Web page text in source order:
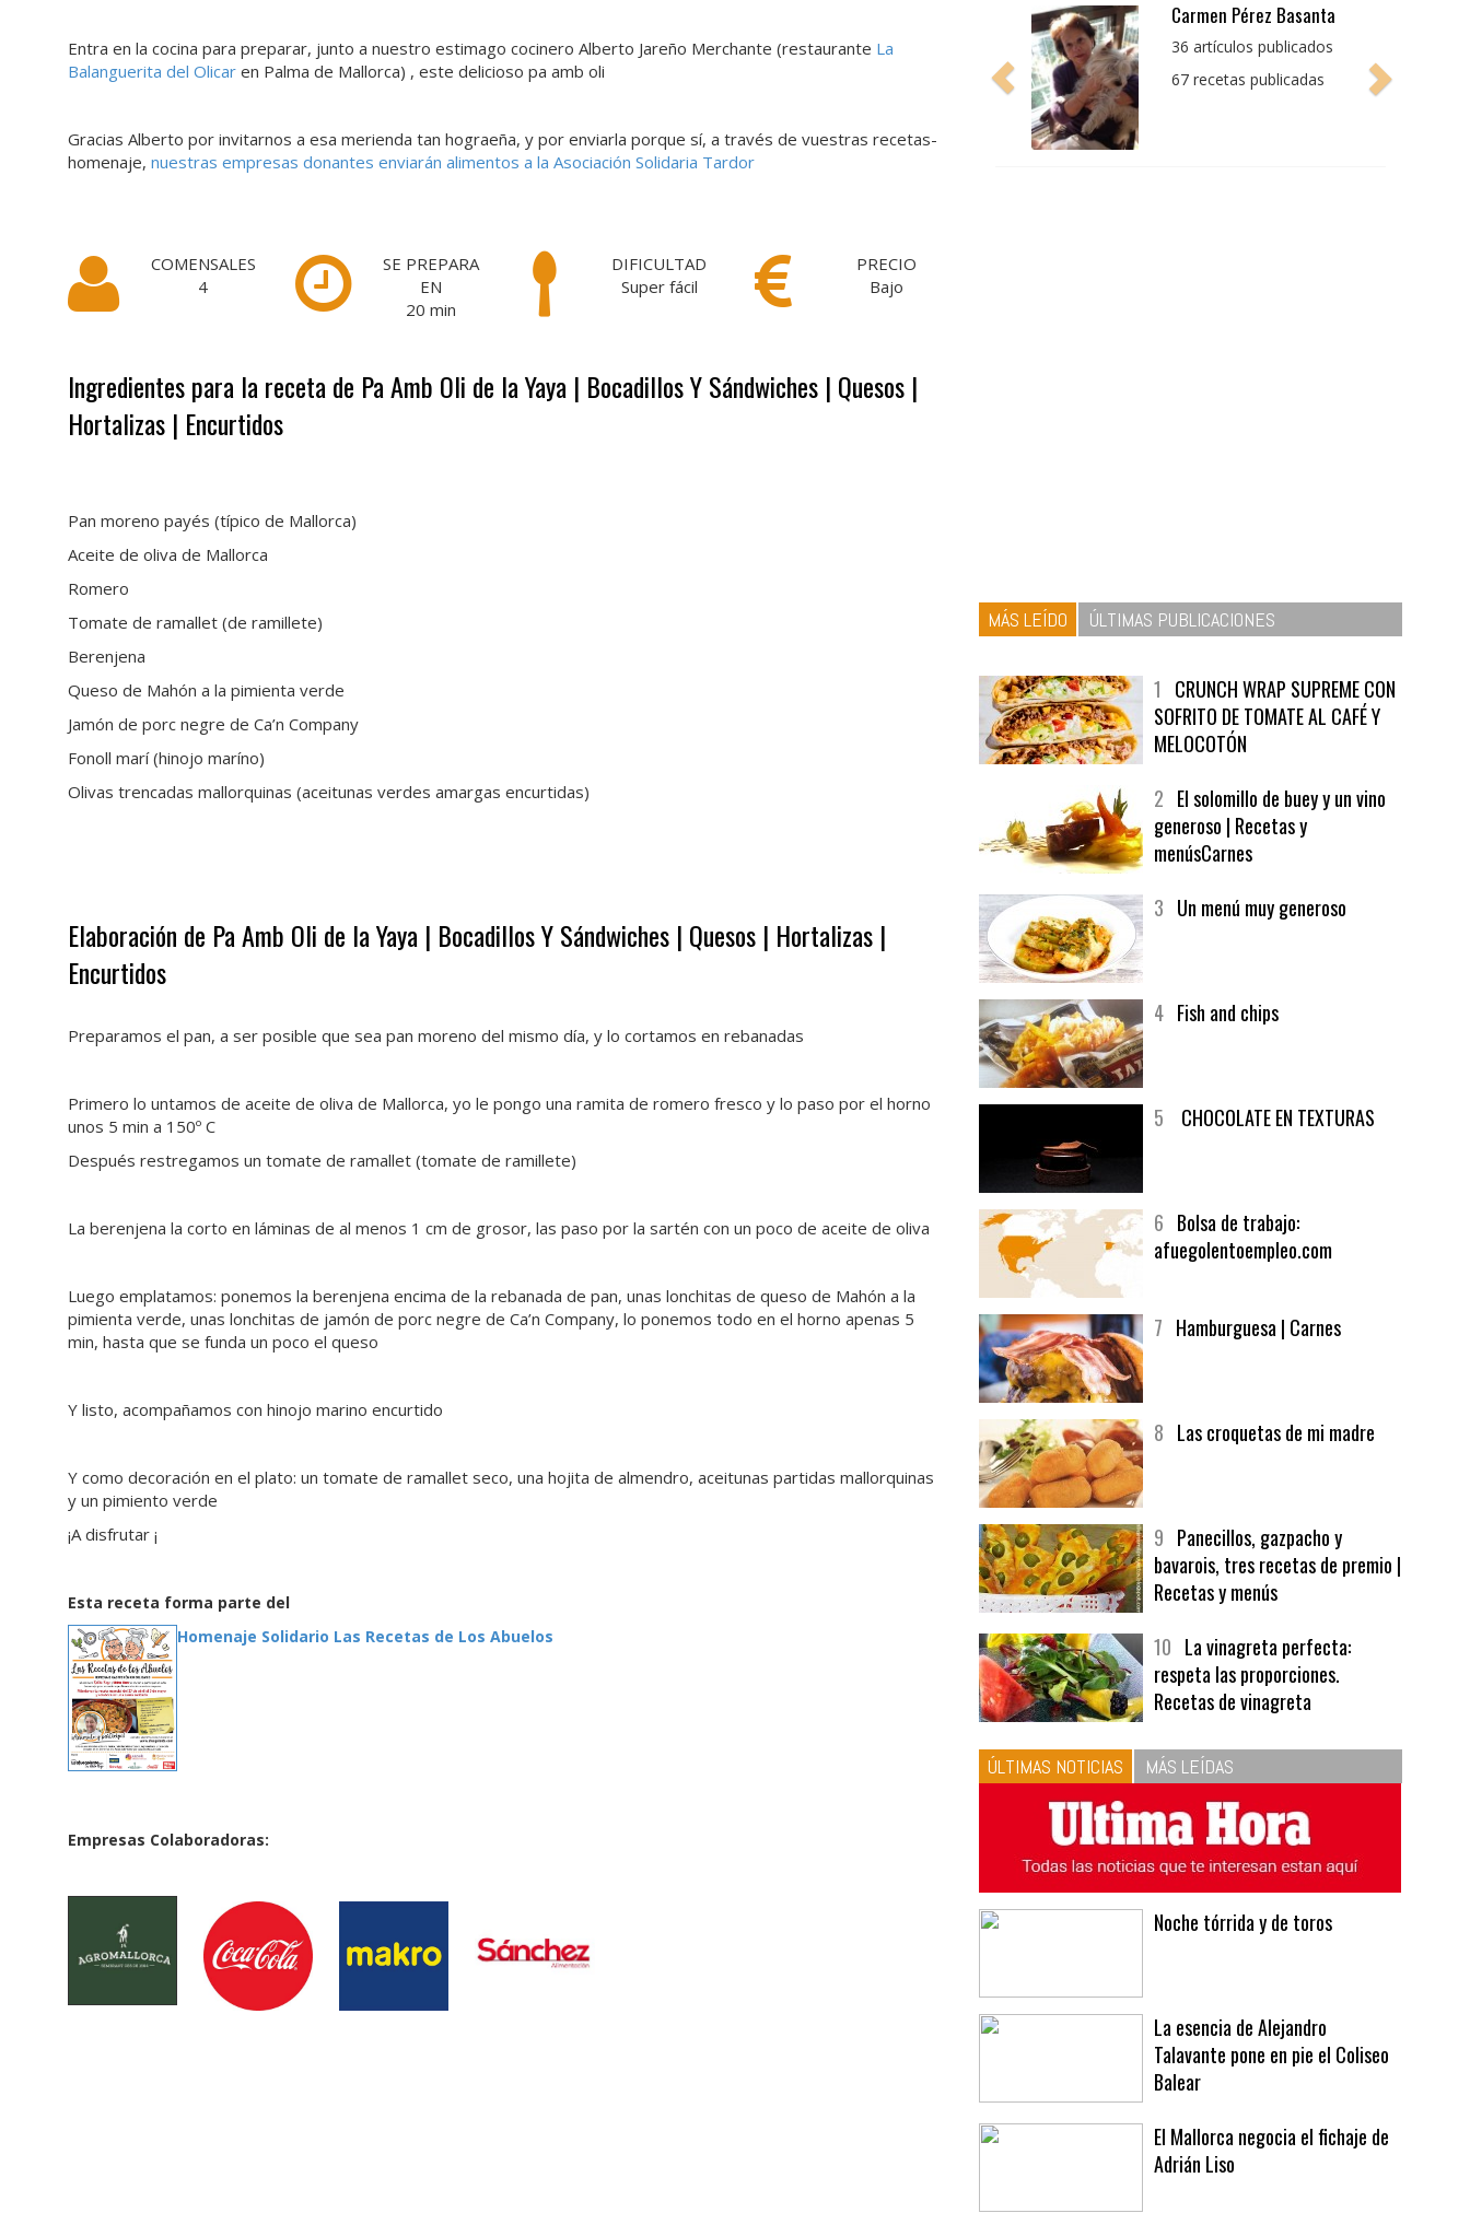
Entra en la cocina para preparar, junto a nuestro estimago cocinero Alberto Jareño Merchante (restaurante La
Balanguerita del Olicar en Palma de Mallorca) , este delicioso pa amb oli
Gracias Alberto por invitarnos a esa merienda tan hograeña, y por enviarla porque sí, a través de vuestras recetas-
homenaje, nuestras empresas donantes enviarán alimentos a la Asociación Solidaria Tardor
COMENSALES
4
SE PREPARA
EN
20 min
DIFICULTAD
Super fácil
PRECIO
Bajo
Ingredientes para la receta de Pa Amb Oli de la Yaya | Bocadillos Y Sándwiches | Quesos |
Hortalizas | Encurtidos
Pan moreno payés (típico de Mallorca)
Aceite de oliva de Mallorca
Romero
Tomate de ramallet (de ramillete)
Berenjena
Queso de Mahón a la pimienta verde
Jamón de porc negre de Ca’n Company
Fonoll marí (hinojo maríno)
Olivas trencadas mallorquinas (aceitunas verdes amargas encurtidas)
Elaboración de Pa Amb Oli de la Yaya | Bocadillos Y Sándwiches | Quesos | Hortalizas |
Encurtidos
Preparamos el pan, a ser posible que sea pan moreno del mismo día, y lo cortamos en rebanadas
Primero lo untamos de aceite de oliva de Mallorca, yo le pongo una ramita de romero fresco y lo paso por el horno
unos 5 min a 150º C
Después restregamos un tomate de ramallet (tomate de ramillete)
La berenjena la corto en láminas de al menos 1 cm de grosor, las paso por la sartén con un poco de aceite de oliva
Luego emplatamos: ponemos la berenjena encima de la rebanada de pan, unas lonchitas de queso de Mahón a la
pimienta verde, unas lonchitas de jamón de porc negre de Ca’n Company, lo ponemos todo en el horno apenas 5
min, hasta que se funda un poco el queso
Y listo, acompañamos con hinojo marino encurtido
Y como decoración en el plato: un tomate de ramallet seco, una hojita de almendro, aceitunas partidas mallorquinas
y un pimiento verde
¡A disfrutar ¡
Esta receta forma parte del
Homenaje Solidario Las Recetas de Los Abuelos
Empresas Colaboradoras:
Pedro Manuel Collado
Cruz
producto bien tratado
MÁS LEÍDO ÚLTIMAS PUBLICACIONES
SOFRITO DE TOMATE AL CAFÉ Y
MELOCOTÓN
generoso | Recetas y
afuegolentoempleo.com
bavarois, tres recetas de premio |
Recetas y menús
respeta las proporciones.
Recetas de vinagreta
ÚLTIMAS NOTICIAS MÁS LEÍDAS
Talavante pone en pie el Coliseo
Balear